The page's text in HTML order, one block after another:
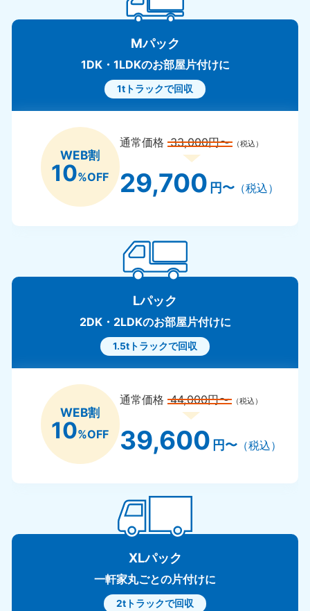
Mパック
1DK・1LDKのお部屋片付けに
1tトラックで回収
WEB割
10%OFF
通常価格33,000円〜 （税込）
29,700 円〜（税込）
Lパック
2DK・2LDKのお部屋片付けに
1.5tトラックで回収
WEB割
10%OFF
通常価格44,000円〜 （税込）
39,600 円〜（税込）
XLパック
一軒家丸ごとの片付けに
2tトラックで回収